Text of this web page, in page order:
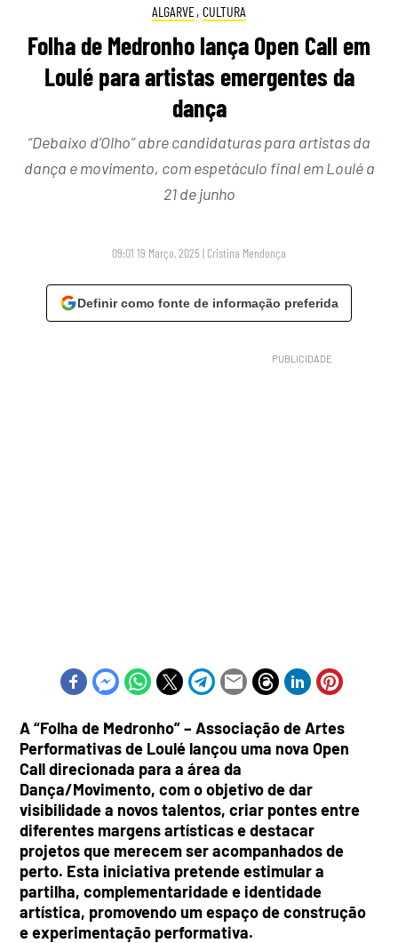
ALGARVE, CULTURA
Folha de Medronho lança Open Call em
Loulé para artistas emergentes da
dança
“Debaixo d’Olho” abre candidaturas para artistas da
dança e movimento, com espetáculo final em Loulé a
21 de junho
09:01 19 Março, 2025 | Cristina Mendonça
Definir como fonte de informação preferida
A “Folha de Medronho” – Associação de Artes
Performativas de Loulé lançou uma nova Open
Call direcionada para a área da
Dança/Movimento, com o objetivo de dar
visibilidade a novos talentos, criar pontes entre
diferentes margens artísticas e destacar
projetos que merecem ser acompanhados de
perto. Esta iniciativa pretende estimular a
partilha, complementaridade e identidade
artística, promovendo um espaço de construção
e experimentação performativa.